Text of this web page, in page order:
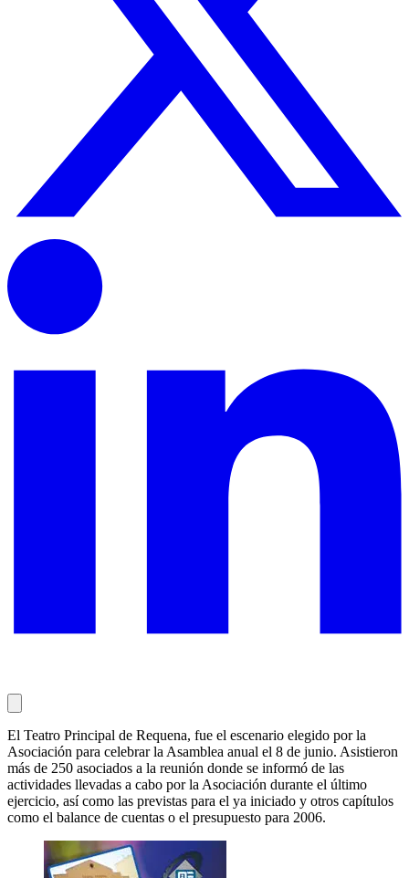
El Teatro Principal de Requena, fue el escenario elegido por la
Asociación para celebrar la Asamblea anual el 8 de junio. Asistieron
más de 250 asociados a la reunión donde se informó de las
actividades llevadas a cabo por la Asociación durante el último
ejercicio, así como las previstas para el ya iniciado y otros capítulos
como el balance de cuentas o el presupuesto para 2006.